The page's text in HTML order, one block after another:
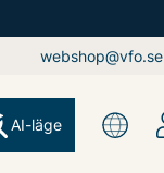
webshop@vfo.se
AI-läge